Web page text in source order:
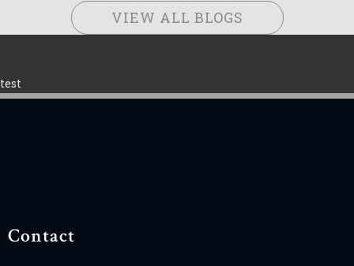
VIEW ALL BLOGS
test
Contact